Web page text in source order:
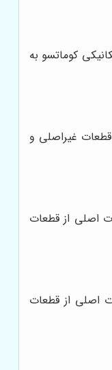
کوماتسو به
غیراصلی و
اصلی از قطعات
اصلی از قطعات